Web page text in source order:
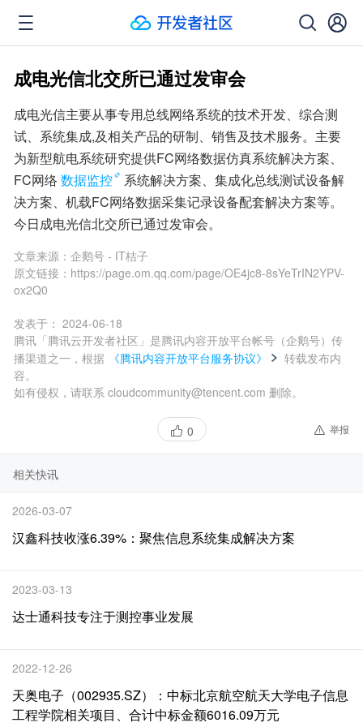
成电光信北交所已通过发审会
成电光信主要从事专用总线网络系统的技术开发、综合测
试、系统集成,及相关产品的研制、销售及技术服务。主要
为新型航电系统研究提供FC网络数据仿真系统解决方案、
FC网络 数据监控
系统解决方案、集成化总线测试设备解
决方案、机载FC网络数据采集记录设备配套解决方案等。
今日成电光信北交所已通过发审会。
文章来源： 企鹅号 - IT桔子
原文链接： https://page.om.qq.com/page/OE4jc8-8sYeTrIN2YPV-
ox2Q0
发表于： 2024-06-18
腾讯「腾讯云开发者社区」是腾讯内容开放平台帐号（企鹅号）传
播渠道之一，根据
《腾讯内容开放平台服务协议》
转载发布内
容。
如有侵权，请联系 cloudcommunity@tencent.com 删除。
0 举报
相关快讯
2026-03-07
汉鑫科技收涨6.39%：聚焦信息系统集成解决方案
2023-03-13
达士通科技专注于测控事业发展
2022-12-26
天奥电子（002935.SZ）：中标北京航空航天大学电子信息
工程学院相关项目、合计中标金额6016.09万元